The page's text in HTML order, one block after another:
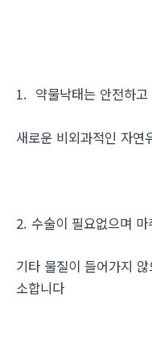
1. 약물낙태는 안전하고
새로운 비외과적인 자연
2. 수술이 필요없으며
기타 물질이 들어가지
소합니다